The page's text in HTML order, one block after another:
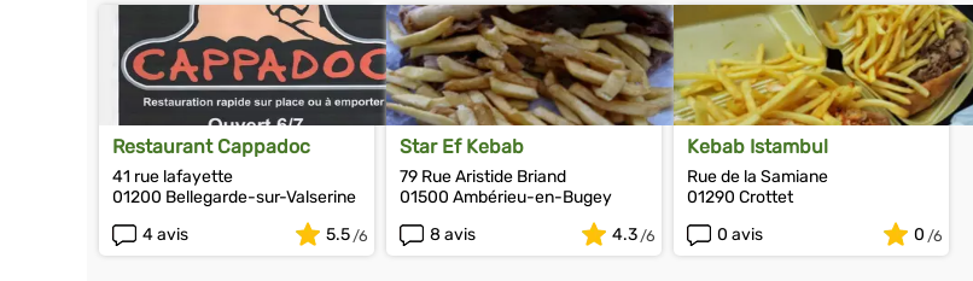
Restaurant Cappadoc
41 rue lafayette
01200 Bellegarde-sur-Valserine
4 avis
5.5
Star Ef Kebab
79 Rue Aristide Briand
01500 Ambérieu-en-Bugey
8 avis
4.3
Kebab Istambul
Rue de la Samiane
01290 Crottet
0 avis
0